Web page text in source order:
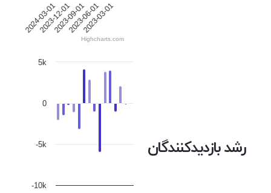
2024-03-01
2023-12-01
2023-09-01
2023-06-01
2023-03-01
Highcharts.com
رشد بازدیدکنندگان -5k
0
5k
-10k